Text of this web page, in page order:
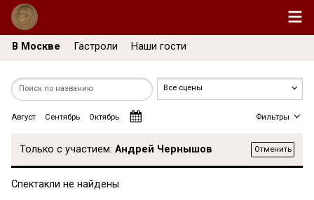
В Москве Гастроли Наши гости
Август Сентябрь Октябрь Фильтры
Только с участием: Андрей Чернышов Отменить
Спектакли не найдены